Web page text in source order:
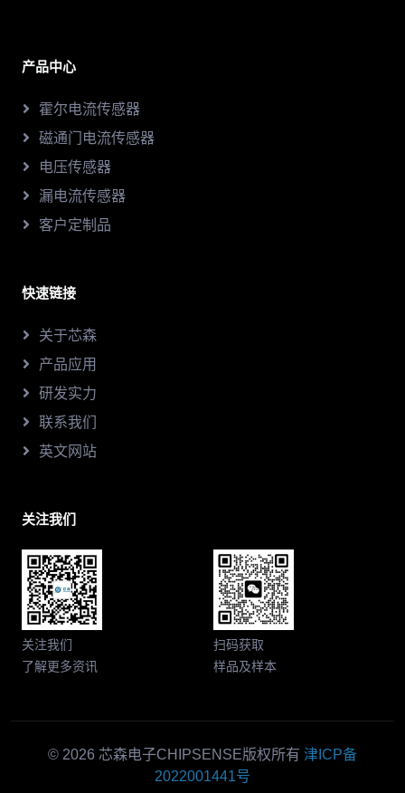
产品中心
霍尔电流传感器
磁通门电流传感器
电压传感器
漏电流传感器
客户定制品
快速链接
关于芯森
产品应用
研发实力
联系我们
英文网站
关注我们
关注我们
了解更多资讯
扫码获取
样品及样本
© 2026 芯森电子CHIPSENSE版权所有 津ICP备
2022001441号